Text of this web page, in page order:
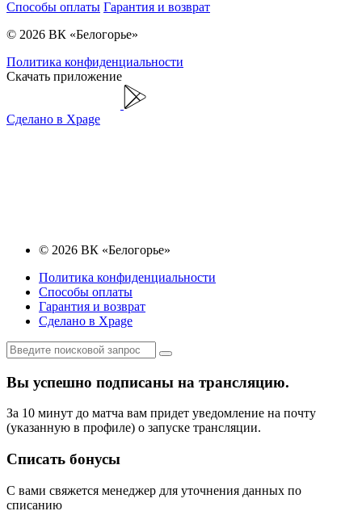
Способы оплаты Гарантия и возврат
© 2026 ВК «Белогорье»
Политика конфиденциальности
Скачать приложение
Сделано в Xpage
© 2026 ВК «Белогорье»
Политика конфиденциальности
Способы оплаты
Гарантия и возврат
Сделано в Xpage
Вы успешно подписаны на трансляцию.
За 10 минут до матча вам придет уведомление на почту
(указанную в профиле) о запуске трансляции.
Списать бонусы
С вами свяжется менеджер для уточнения данных по
списанию